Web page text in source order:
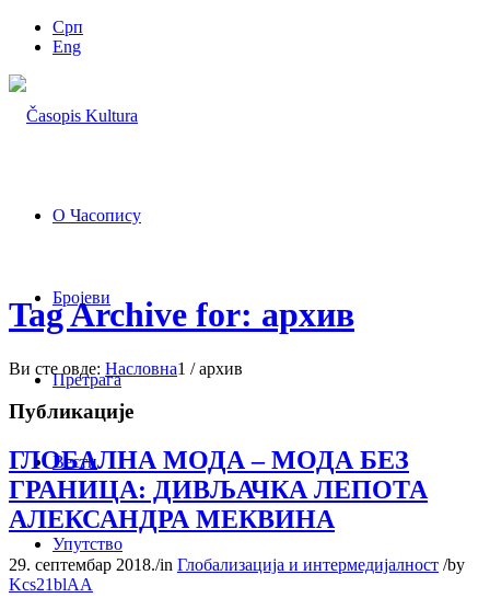
Срп
Eng
О Часопису
Бројеви
Претрага
Вести
Упутство
Tag Archive for: архив
Ви сте овде: Насловна1 / архив
Публикације
ГЛОБАЛНА МОДА – МОДА БЕЗ
ГРАНИЦА: ДИВЉАЧКА ЛЕПОТА
АЛЕКСАНДРА МЕКВИНА
29. септембар 2018./in Глобализација и интермедијалност /by
Kcs21blAA